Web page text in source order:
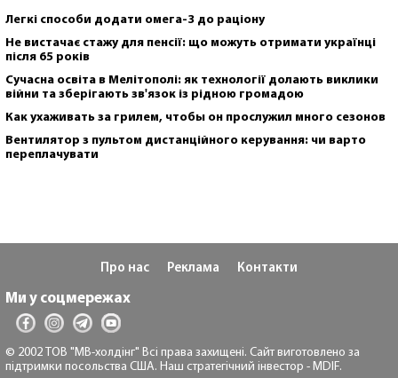
Легкі способи додати омега-3 до раціону
Не вистачає стажу для пенсії: що можуть отримати українці
після 65 років
Сучасна освіта в Мелітополі: як технології долають виклики
війни та зберігають зв'язок із рідною громадою
Как ухаживать за грилем, чтобы он прослужил много сезонов
Вентилятор з пультом дистанційного керування: чи варто
переплачувати
Про нас Реклама Контакти
Ми у соцмережах
© 2002 ТОВ "МВ-холдінг" Всі права захищені. Сайт виготовлено за
підтримки посольства США. Наш стратегічний інвестор - MDIF.